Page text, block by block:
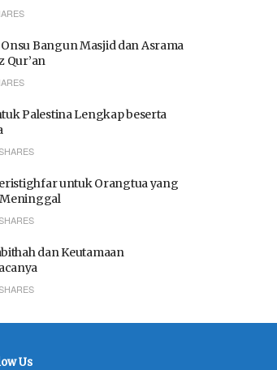
Bangun Masjid dan Asrama
Qur’an
Palestina Lengkap beserta
untuk Orangtua yang
dan Keutamaan
Us